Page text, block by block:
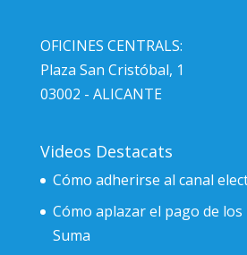
OFICINES CENTRALS:
Plaza San Cristóbal, 1
03002 - ALICANTE
Videos Destacats
Cómo adherirse al canal
Cómo aplazar el pago de
Suma